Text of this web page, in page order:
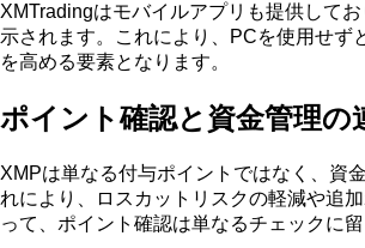
XMTradingはモバイルアプリも提供して
示されます。これにより、PCを使用せず
を高める要素となります。
ポイント確認と資金管理の
XMPは単なる付与ポイントではなく、資
れにより、ロスカットリスクの軽減や追
って、ポイント確認は単なるチェックに